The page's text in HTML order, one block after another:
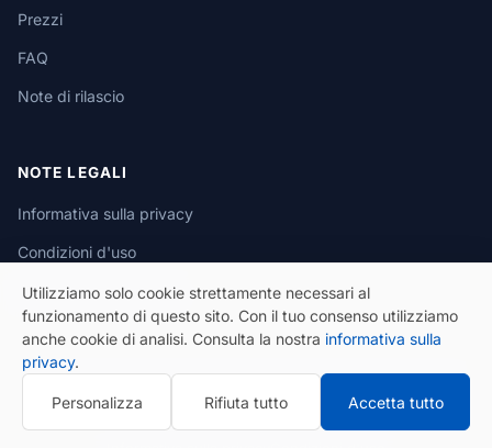
Prezzi
FAQ
Note di rilascio
NOTE LEGALI
Informativa sulla privacy
Condizioni d'uso
Informativa sui cookie
© 2026 eSeGeCe. Tutti i diritti riservati.
Utilizziamo solo cookie strettamente necessari al
funzionamento di questo sito. Con il tuo consenso utilizziamo
anche cookie di analisi. Consulta la nostra informativa sulla
privacy.
Personalizza Rifiuta tutto Accetta tutto